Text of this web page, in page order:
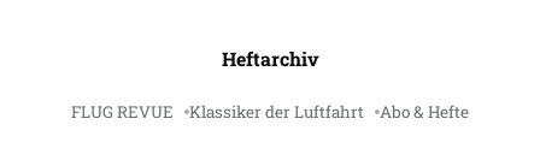
Heftarchiv
FLUG REVUE Klassiker der Luftfahrt Abo & Hefte